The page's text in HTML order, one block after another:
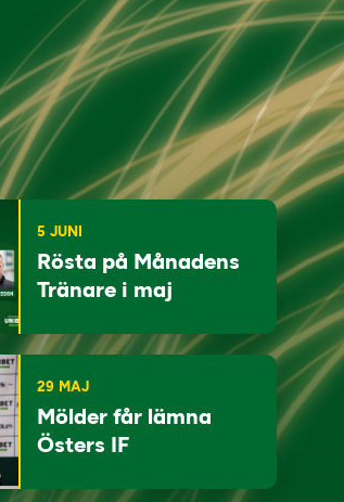
5 JUNI
Rösta på Månadens
Tränare i maj
29 MAJ
Mölder får lämna
Östers IF